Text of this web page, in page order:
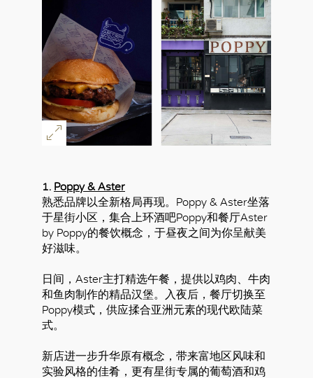
1. Poppy & Aster
熟悉品牌以全新格局再现。Poppy & Aster坐落
于星街小区，集合上环酒吧Poppy和餐厅Aster
by Poppy的餐饮概念，于昼夜之间为你呈献美
好滋味。
日间，Aster主打精选午餐，提供以鸡肉、牛肉
和鱼肉制作的精品汉堡。入夜后，餐厅切换至
Poppy模式，供应揉合亚洲元素的现代欧陆菜
式。
新店进一步升华原有概念，带来富地区风味和
实验风格的佳肴，更有星街专属的葡萄酒和鸡